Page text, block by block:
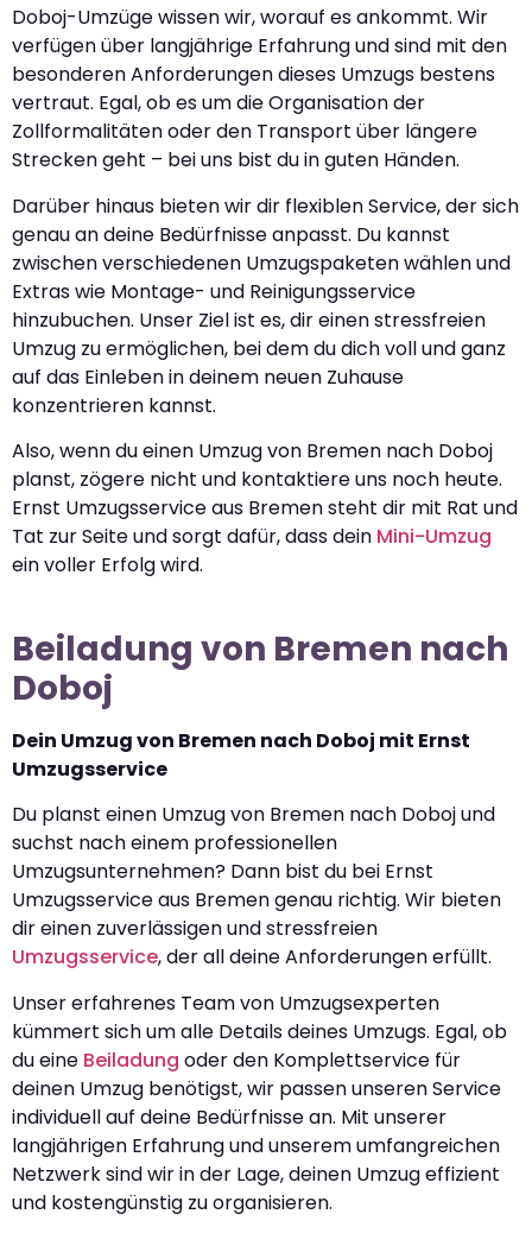
Doboj-Umzüge wissen wir, worauf es ankommt. Wir
verfügen über langjährige Erfahrung und sind mit den
besonderen Anforderungen dieses Umzugs bestens
vertraut. Egal, ob es um die Organisation der
Zollformalitäten oder den Transport über längere
Strecken geht – bei uns bist du in guten Händen.
Darüber hinaus bieten wir dir flexiblen Service, der sich
genau an deine Bedürfnisse anpasst. Du kannst
zwischen verschiedenen Umzugspaketen wählen und
Extras wie Montage- und Reinigungsservice
hinzubuchen. Unser Ziel ist es, dir einen stressfreien
Umzug zu ermöglichen, bei dem du dich voll und ganz
auf das Einleben in deinem neuen Zuhause
konzentrieren kannst.
Also, wenn du einen Umzug von Bremen nach Doboj
planst, zögere nicht und kontaktiere uns noch heute.
Ernst Umzugsservice aus Bremen steht dir mit Rat und
Tat zur Seite und sorgt dafür, dass dein Mini-Umzug
ein voller Erfolg wird.
Beiladung von Bremen nach
Doboj
Dein Umzug von Bremen nach Doboj mit Ernst
Umzugsservice
Du planst einen Umzug von Bremen nach Doboj und
suchst nach einem professionellen
Umzugsunternehmen? Dann bist du bei Ernst
Umzugsservice aus Bremen genau richtig. Wir bieten
dir einen zuverlässigen und stressfreien
Umzugsservice, der all deine Anforderungen erfüllt.
Unser erfahrenes Team von Umzugsexperten
kümmert sich um alle Details deines Umzugs. Egal, ob
du eine Beiladung oder den Komplettservice für
deinen Umzug benötigst, wir passen unseren Service
individuell auf deine Bedürfnisse an. Mit unserer
langjährigen Erfahrung und unserem umfangreichen
Netzwerk sind wir in der Lage, deinen Umzug effizient
und kostengünstig zu organisieren.